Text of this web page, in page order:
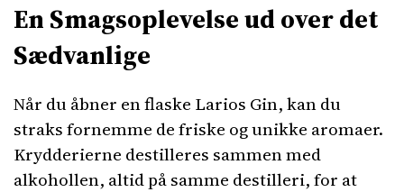
En Smagsoplevelse ud over det
Sædvanlige
Når du åbner en flaske Larios Gin, kan du
straks fornemme de friske og unikke aromaer.
Krydderierne destilleres sammen med
alkohollen, altid på samme destilleri, for at